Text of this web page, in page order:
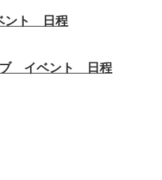
ント 日程
ブ イベント 日程